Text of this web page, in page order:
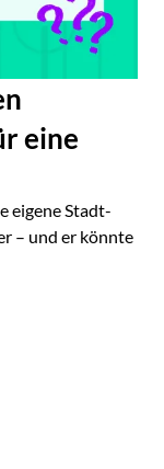
eine
eigene Stadt-
– und er könnte